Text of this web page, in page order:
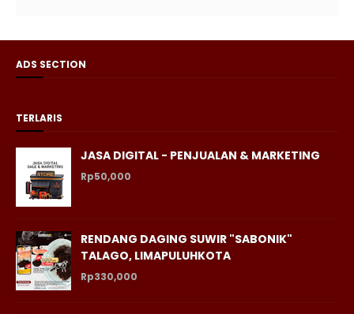
ADS SECTION
TERLARIS
JASA DIGITAL - PENJUALAN & MARKETING
Rp50,000
RENDANG DAGING SUWIR "SABONIK"
TALAGO, LIMAPULUHKOTA
Rp330,000